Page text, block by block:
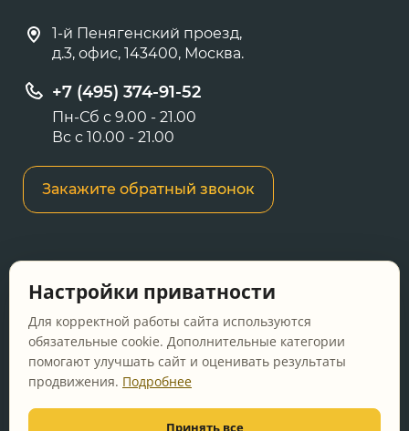
1-й Пенягенский проезд,
д.3, офис, 143400, Москва.
+7 (495) 374-91-52
Пн-Сб с 9.00 - 21.00
Вс с 10.00 - 21.00
Закажите обратный звонок
сайте носит информационный характер и не
является публичной офертой, определяемой
положениями Статьи 437 ГК РФ.
Перед оформлением заказа уточняйте
актуальную цену у менеджера по телефону.
Настройки приватности
Для корректной работы сайта используются
обязательные cookie. Дополнительные категории
помогают улучшать сайт и оценивать результаты
продвижения. Подробнее
Принять все